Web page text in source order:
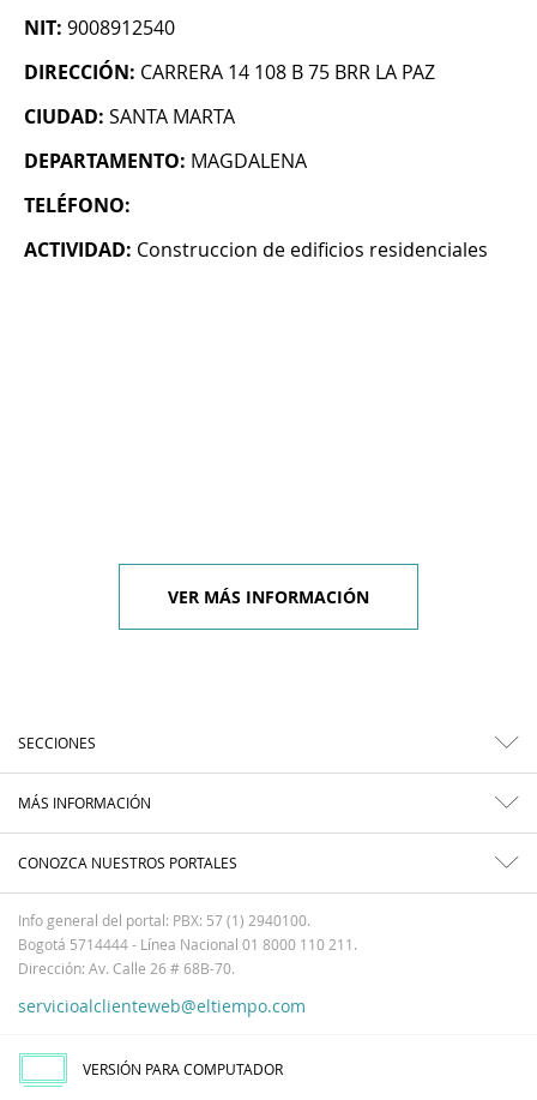
NIT: 9008912540
DIRECCIÓN: CARRERA 14 108 B 75 BRR LA PAZ
CIUDAD: SANTA MARTA
DEPARTAMENTO: MAGDALENA
TELÉFONO:
ACTIVIDAD: Construccion de edificios residenciales
VER MÁS INFORMACIÓN
SECCIONES
MÁS INFORMACIÓN
CONOZCA NUESTROS PORTALES
Info general del portal: PBX: 57 (1) 2940100.
Bogotá 5714444 - Línea Nacional 01 8000 110 211.
Dirección: Av. Calle 26 # 68B-70.
servicioalclienteweb@eltiempo.com
VERSIÓN PARA COMPUTADOR